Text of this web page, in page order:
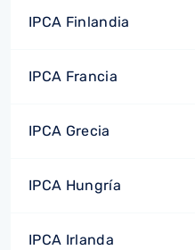
IPCA Finlandia
IPCA Francia
IPCA Grecia
IPCA Hungría
IPCA Irlanda